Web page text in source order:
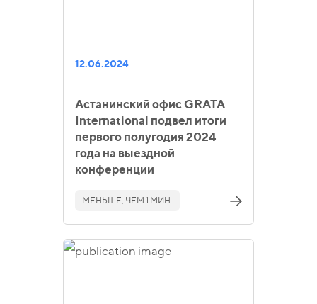
12.06.2024
Астанинский офис GRATA
International подвел итоги
первого полугодия 2024
года на выездной
конференции
МЕНЬШЕ, ЧЕМ 1 МИН.